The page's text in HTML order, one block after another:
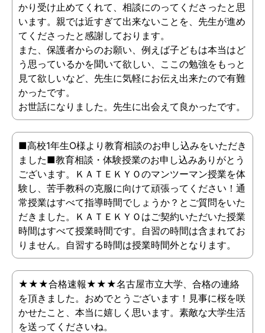
かり受け止めてくれて、相談にのってくださったと思
います。親では近すぎて出来ないことを、先生が進め
てくださったと感謝しております。
また、保護者からのお願い、例えば子どもは本当はど
う思っているかを聞いて欲しい、ここの勉強をもっと
見て欲しいなど、先生に気軽にお伝え出来たので有難
かったです。
お世話になりました。先生に出会えて良かったです。
■高校1年生O様より教育相談のお申し込みをいただき
ました■教育相談・体験授業のお申し込みありがとう
ございます。ＫＡＴＥＫＹＯのマンツーマン授業を体
験し、苦手教科の克服に向けて頑張ってください！通
常授業はすべて指導時間でしょうか？とご質問をいた
だきました。ＫＡＴＥＫＹＯはご契約いただいた授業
時間はすべて授業時間です。自習の時間は含まれてお
りません。自習する時間は授業時間外となります。
★★★合格速報★★★名古屋市立大学、合格の連絡
を頂きました。おめでとうございます！見事に桜を咲
かせたこと、本当に嬉しく思います。素敵な大学生活
を送ってくださいね。